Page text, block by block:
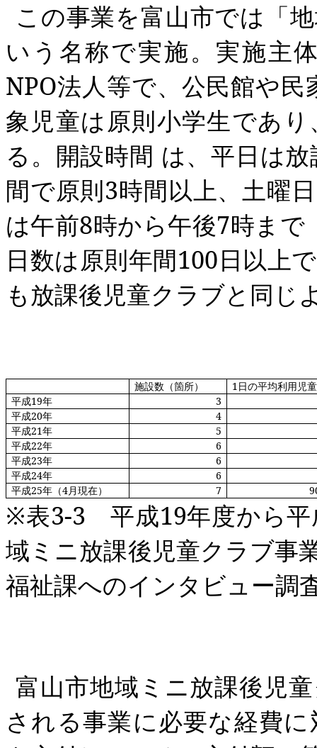
この事業を富山市では「
いう名称で実施。 実施主
NPO法人等で、公民館や
象児童は原則小学生であ
る。開設時間 は、平日は
間で原則3時間以上、土曜
は午前8時から午後7時まで
日数は原則年間100日以上
も放課後児童クラブと同じ
施設数（箇所） 1日の平均利用児
平成19年
3
平成20年
4
平成21年
5
平成22年
6
平成23年
6
平成24年
6
平成25年（4月現在） 7
※表3‐3 平成19年度から
域ミニ放課後児童クラブ事
福祉課へのインタビュー調
富山市地域ミニ放課後児
される事業に必要な経費